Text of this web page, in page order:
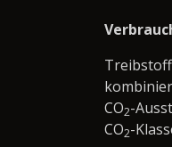
Treibstoff
CO2-
CO2-